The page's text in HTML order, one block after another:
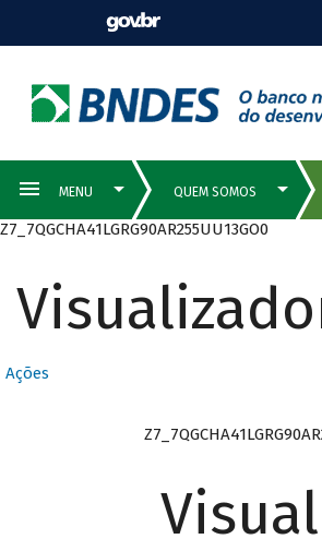
Z7_7QGCHA41LGRG90AR255UU13GO0
Ações